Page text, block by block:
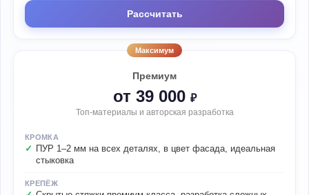
Рассчитать
Максимум
Премиум
от 39 000 ₽
Топ-материалы и авторская разработка
КРОМКА
ПУР 1–2 мм на всех деталях, в цвет фасада, идеальная
стыковка
КРЕПЁЖ